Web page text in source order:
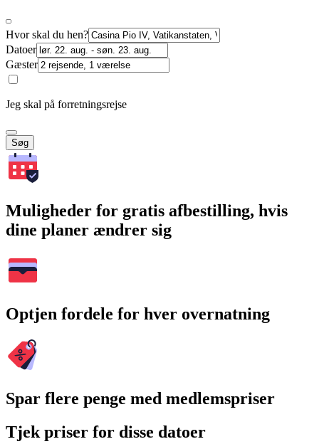
Hvor skal du hen?
Datoer
Gæster
Jeg skal på forretningsrejse
Søg
Muligheder for gratis afbestilling, hvis
dine planer ændrer sig
Optjen fordele for hver overnatning
Spar flere penge med medlemspriser
Tjek priser for disse datoer